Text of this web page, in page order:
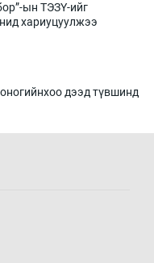
ын ТЭЗҮ-ийг
хариуцуулжээ
дээд түвшинд